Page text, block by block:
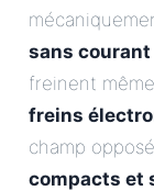
sans
freinent
freins
champ
compacts et